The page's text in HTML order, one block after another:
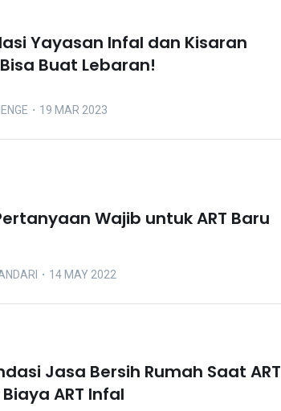
Yayasan Infal dan Kisaran
Buat Lebaran!
・19 MAR 2023
Wajib untuk ART Baru
・14 MAY 2022
Jasa Bersih Rumah Saat ART
ART Infal